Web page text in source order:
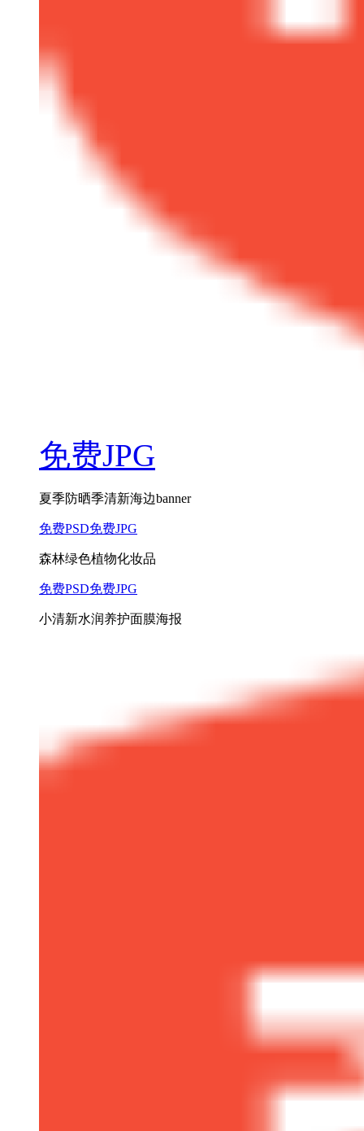
免费JPG
夏季防晒季清新海边banner
免费PSD免费JPG
森林绿色植物化妆品
免费PSD免费JPG
小清新水润养护面膜海报